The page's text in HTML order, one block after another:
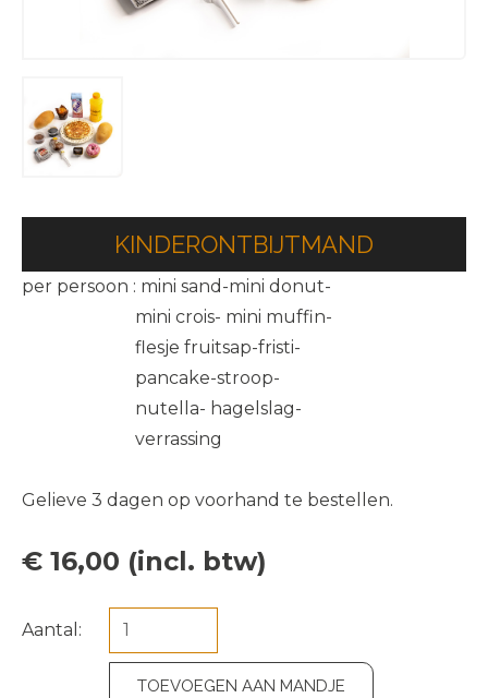
KINDERONTBIJTMAND
per persoon : mini sand-mini donut-
mini crois- mini muffin-
flesje fruitsap-fristi-
pancake-stroop-
nutella- hagelslag-
verrassing
Gelieve 3 dagen op voorhand te bestellen.
€ 16,00 (incl. btw)
Aantal:
TOEVOEGEN AAN MANDJE